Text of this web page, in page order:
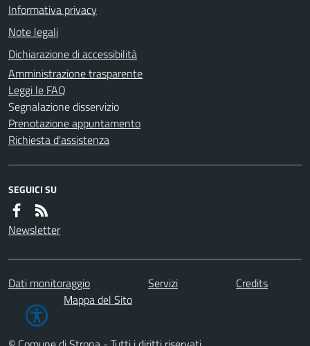
Informativa privacy
Note legali
Dichiarazione di accessibilità
Amministrazione trasparente
Leggi le FAQ
Segnalazione disservizio
Prenotazione appuntamento
Richiesta d'assistenza
SEGUICI SU
Newsletter
Dati monitoraggio Servizi
Credits
Mappa del Sito